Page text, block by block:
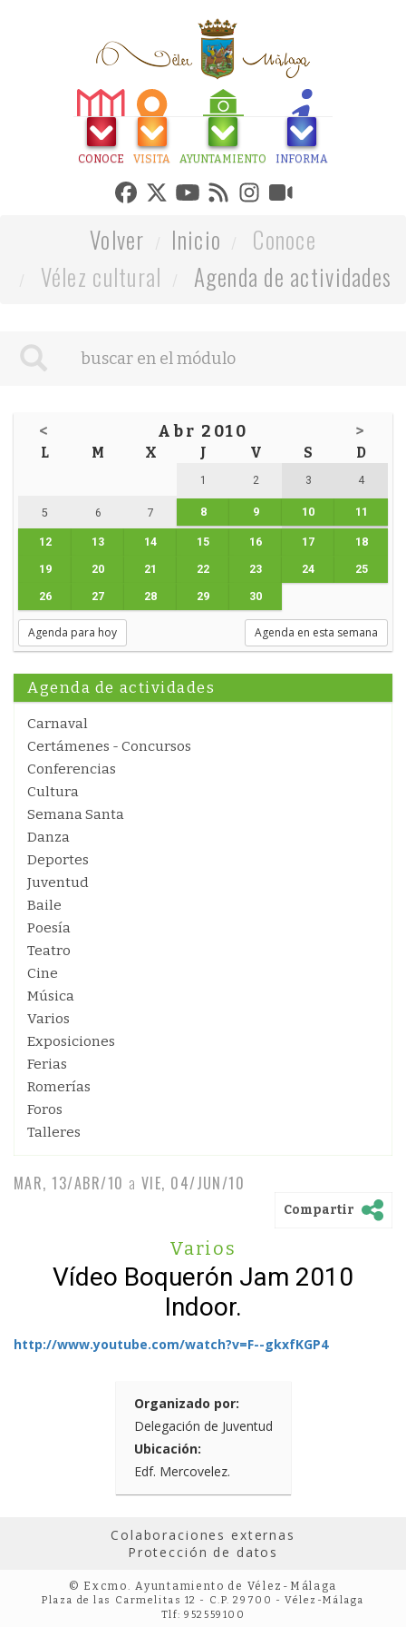
CONOCE VISITA AYUNTAMIENTO INFORMA
Volver Inicio
Conoce
Vélez cultural
Agenda de actividades
< Abr 2010 >
L M X J V S D
1 2 3 4
5 6 7 8 9 10 11
12 13 14 15 16 17 18
19 20 21 22 23 24 25
26 27 28 29 30
Agenda para hoy Agenda en esta semana
Agenda de actividades
Carnaval
Certámenes - Concursos
Conferencias
Cultura
Semana Santa
Danza
Deportes
Juventud
Baile
Poesía
Teatro
Cine
Música
Varios
Exposiciones
Ferias
Romerías
Foros
Talleres
MAR, 13/ABR/10 a VIE, 04/JUN/10
Compartir
Varios
Vídeo Boquerón Jam 2010
Indoor.
http://www.youtube.com/watch?v=F--gkxfKGP4
Organizado por:
Delegación de Juventud
Ubicación:
Edf. Mercovelez.
Colaboraciones externas
Protección de datos
© Excmo. Ayuntamiento de Vélez-Málaga
Plaza de las Carmelitas 12 - C.P. 29700 - Vélez-Málaga
Tlf: 952559100